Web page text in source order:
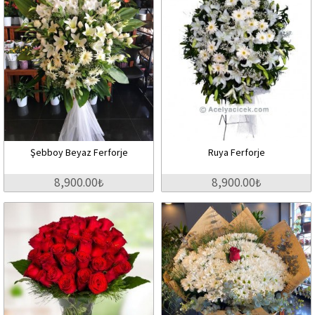
Şebboy Beyaz Ferforje
8,900.00₺
Ruya Ferforje
8,900.00₺